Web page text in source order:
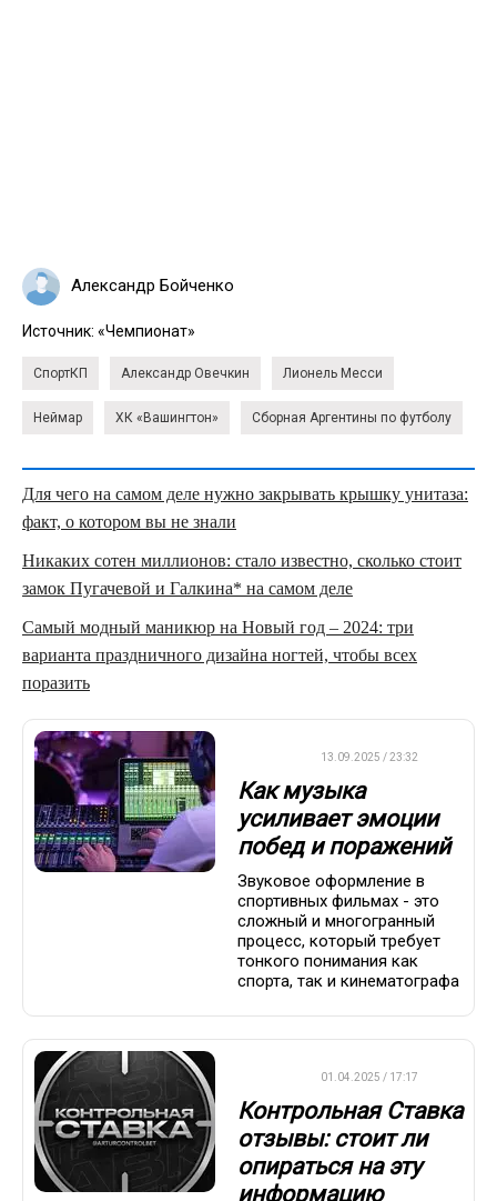
Александр Бойченко
Источник: «Чемпионат»
СпортКП Александр Овечкин Лионель Месси
Неймар ХК «Вашингтон» Сборная Аргентины по футболу
Для чего на самом деле нужно закрывать крышку унитаза:
факт, о котором вы не знали
Никаких сотен миллионов: стало известно, сколько стоит
замок Пугачевой и Галкина* на самом деле
Самый модный маникюр на Новый год – 2024: три
варианта праздничного дизайна ногтей, чтобы всех
поразить
13.09.2025 / 23:32
Как музыка
усиливает эмоции
побед и поражений
Звуковое оформление в
спортивных фильмах - это
сложный и многогранный
процесс, который требует
тонкого понимания как
спорта, так и кинематографа
01.04.2025 / 17:17
Контрольная Ставка
отзывы: стоит ли
опираться на эту
информацию